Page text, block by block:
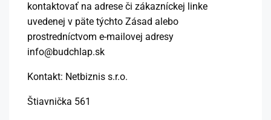
kontaktovať na adrese či zákazníckej linke
uvedenej v päte týchto Zásad alebo
prostredníctvom e-mailovej adresy
info@budchlap.sk
Kontakt: Netbiznis s.r.o.
Štiavnička 561